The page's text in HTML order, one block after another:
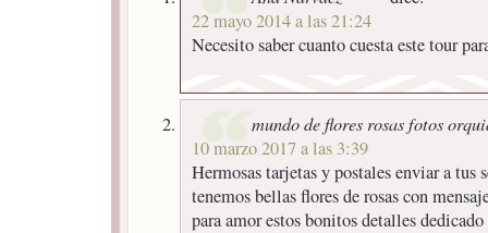
22 mayo 2014 a las 21:24
Necesito saber cuanto cuesta este tour
mundo de flores rosas fotos
10 marzo 2017 a las 3:39
Hermosas tarjetas y postales enviar a tus
tenemos bellas flores de rosas con
para amor estos bonitos detalles